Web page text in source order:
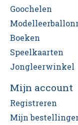
Goochelen
Boeken
Speelkaarten
Jongleerwinkel
Mijn account
Registreren
Mijn